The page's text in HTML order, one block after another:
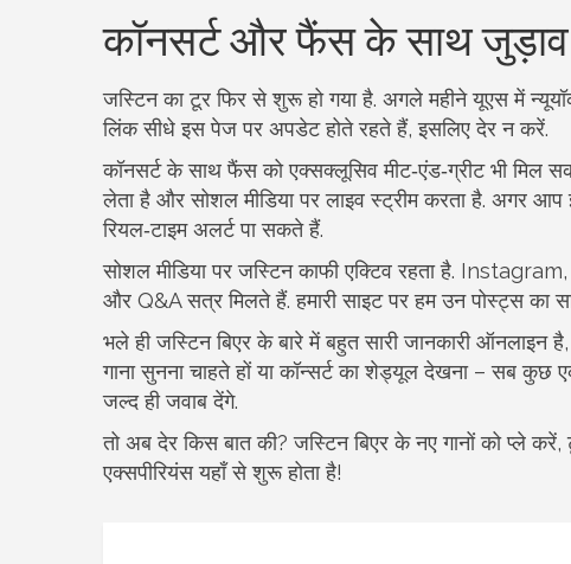
कॉनसर्ट और फैंस के साथ जुड़ाव
जस्टिन का टूर फिर से शुरू हो गया है. अगले महीने यूएस में
लिंक सीधे इस पेज पर अपडेट होते रहते हैं, इसलिए देर न करें.
कॉनसर्ट के साथ फैंस को एक्सक्लूसिव मीट‑एंड‑ग्रीट भी
लेता है और सोशल मीडिया पर लाइव स्ट्रीम करता है. अगर
रियल‑टाइम अलर्ट पा सकते हैं.
सोशल मीडिया पर जस्टिन काफी एक्टिव रहता है.
और Q&A सत्र मिलते हैं. हमारी साइट पर हम उन पोस्ट्स का
भले ही जस्टिन बिएर के बारे में बहुत सारी जानकारी
गाना सुनना चाहते हों या कॉन्सर्ट का शेड्यूल देखना – सब
जल्द ही जवाब देंगे.
तो अब देर किस बात की? जस्टिन बिएर के नए गानों को
एक्सपीरियंस यहाँ से शुरू होता है!